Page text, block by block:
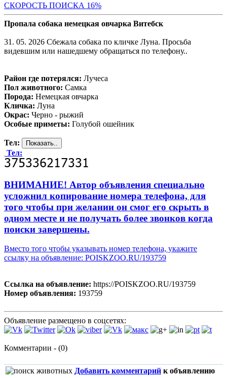
СКОРОСТЬ ПОИСКА 16%
Пропала собака немецкая овчарка Витебск
31. 05. 2026 Сбежала собака по кличке Луна. Просьба
видевшим или нашедшему обращаться по телефону..
Район где потерялся: Лучеса
Пол животного: Самка
Порода: Немецкая овчарка
Кличка: Луна
Окрас: Черно - рыжий
Особые приметы: Голубой ошейник
Тел:
Тел:
ВНИМАНИЕ! Автор объявления специально
усложнил копирование номера телефона, для
того чтобы при желании он смог его скрыть в
одном месте и не получать более звонков когда
поиски завершены.
Вместо того чтобы указывать номер телефона, укажите
ссылку на объявление: POISKZOO.RU/193759
Ссылка на объявление: https://POISKZOO.RU/193759
Номер объявления: 193759
Объявление размещено в соцсетях:
Комментарии - (0)
Добавить комментарий к объявлению